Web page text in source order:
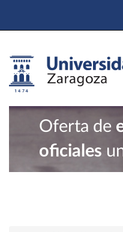
Oferta de
oficiales